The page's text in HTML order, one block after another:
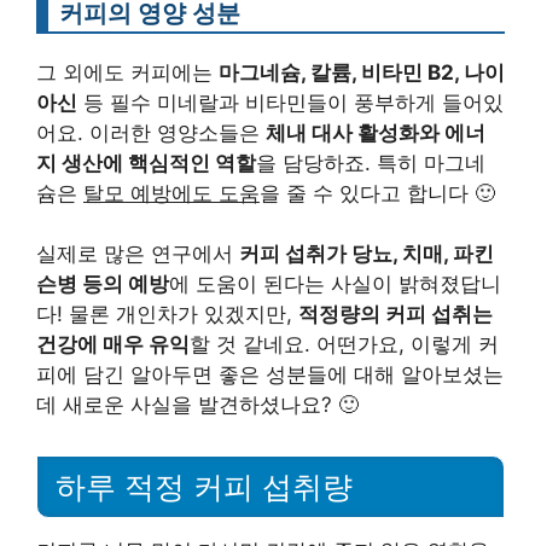
커피의 영양 성분
그 외에도 커피에는 마그네슘, 칼륨, 비타민 B2, 나이
아신 등 필수 미네랄과 비타민들이 풍부하게 들어있
어요. 이러한 영양소들은 체내 대사 활성화와 에너
지 생산에 핵심적인 역할을 담당하죠. 특히 마그네
슘은 탈모 예방에도 도움을 줄 수 있다고 합니다 🙂
실제로 많은 연구에서 커피 섭취가 당뇨, 치매, 파킨
슨병 등의 예방에 도움이 된다는 사실이 밝혀졌답니
다! 물론 개인차가 있겠지만, 적정량의 커피 섭취는
건강에 매우 유익할 것 같네요. 어떤가요, 이렇게 커
피에 담긴 알아두면 좋은 성분들에 대해 알아보셨는
데 새로운 사실을 발견하셨나요? 🙂
하루 적정 커피 섭취량